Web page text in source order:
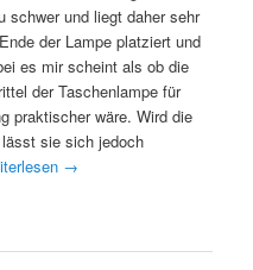
schwer und liegt daher sehr
der Lampe platziert und
es mir scheint als ob die
der Taschenlampe für
praktischer wäre. Wird die
sie sich jedoch
→